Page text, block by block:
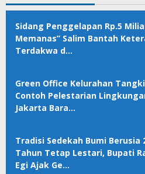
Sidang Penggelapan Rp.5
Memanas” Salim Bantah
Terdakwa d…
Green Office Kelurahan
Contoh Pelestarian
Jakarta Bara…
Tradisi Sedekah Bumi Berusia
Tahun Tetap Lestari, Bupati
Egi Ajak Ge…